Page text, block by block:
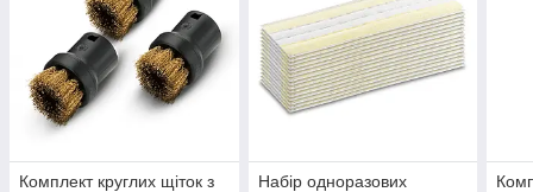
Комплект круглих щіток з
Набір одноразових